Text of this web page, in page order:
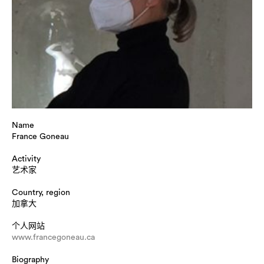
Name
France Goneau
Activity
艺术家
Country, region
加拿大
个人网站
www.francegoneau.ca
Biography